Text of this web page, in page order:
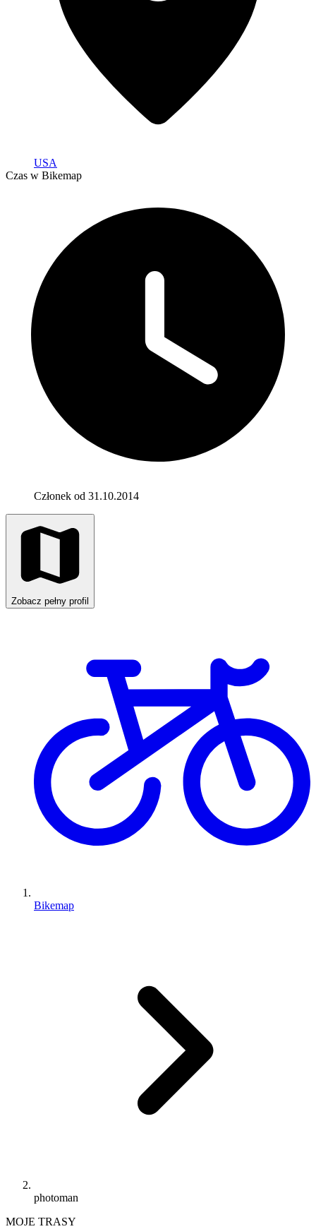
USA
Czas w Bikemap
Członek od 31.10.2014
Zobacz pełny profil
Bikemap
photoman
MOJE TRASY